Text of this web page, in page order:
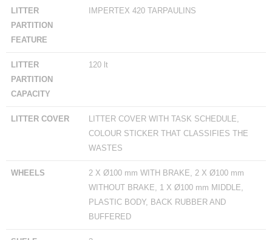
LITTER
PARTITION
FEATURE
IMPERTEX 420 TARPAULINS
LITTER
PARTITION
CAPACITY
120 lt
LITTER COVER
LITTER COVER WITH TASK SCHEDULE,
COLOUR STICKER THAT CLASSIFIES THE
WASTES
WHEELS
2 X Ø100 mm WITH BRAKE, 2 X Ø100 mm
WITHOUT BRAKE, 1 X Ø100 mm MIDDLE,
PLASTIC BODY, BACK RUBBER AND
BUFFERED